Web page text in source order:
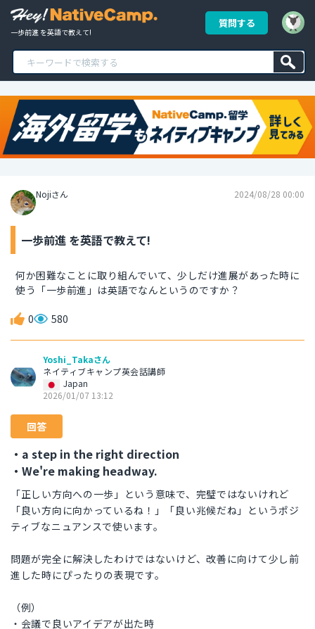
一歩前進 を英語で教えて!
質問する
Nojiさん 2024/08/28 00:00
一歩前進 を英語で教えて!
何か困難なことに取り組んでいて、少しだけ進展があった時に
使う「一歩前進」は英語でなんというのですか？
0 580
Yoshi_Takaさん
ネイティブキャンプ英会話講師
Japan
2026/01/07 13:12
回答
・a step in the right direction
・We're making headway.
「正しい方向への一歩」という意味で、完璧ではないけれど
「良い方向に向かっているね！」「良い兆候だね」というポジ
ティブなニュアンスで使います。
問題が完全に解決したわけではないけど、改善に向けて少し前
進した時にぴったりの表現です。
（例）
・会議で良いアイデアが出た時